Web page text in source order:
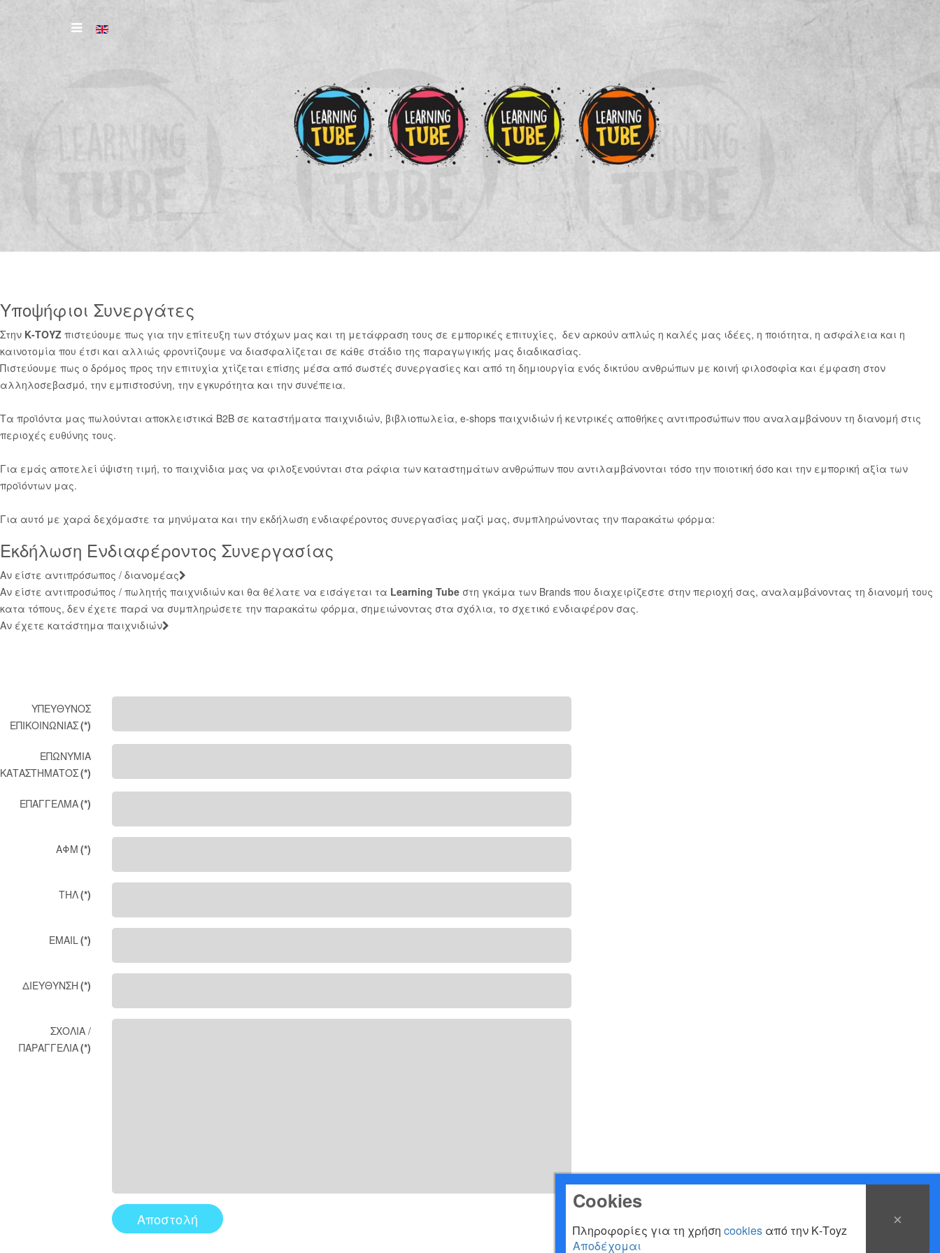
Υποψήφιοι Συνεργάτες
Στην Κ-ΤΟΥΖ πιστεύουμε πως για την επίτευξη των στόχων μας και τη μετάφραση τους σε εμπορικές επιτυχίες, δεν αρκούν απλώς η καλές μας ιδέες, η ποιότητα, η ασφάλεια και η
καινοτομία που έτσι και αλλιώς φροντίζουμε να διασφαλίζεται σε κάθε στάδιο της παραγωγικής μας διαδικασίας.
Πιστεύουμε πως ο δρόμος προς την επιτυχία χτίζεται επίσης μέσα από σωστές συνεργασίες και από τη δημιουργία ενός δικτύου ανθρώπων με κοινή φιλοσοφία και έμφαση στον
αλληλοσεβασμό, την εμπιστοσύνη, την εγκυρότητα και την συνέπεια.
Τα προϊόντα μας πωλούνται αποκλειστικά B2B σε καταστήματα παιχνιδιών, βιβλιοπωλεία, e-shops παιχνιδιών ή κεντρικές αποθήκες αντιπροσώπων που αναλαμβάνουν τη διανομή στις
περιοχές ευθύνης τους.
Για εμάς αποτελεί ύψιστη τιμή, το παιχνίδια μας να φιλοξενούνται στα ράφια των καταστημάτων ανθρώπων που αντιλαμβάνονται τόσο την ποιοτική όσο και την εμπορική αξία των
προϊόντων μας.
Για αυτό με χαρά δεχόμαστε τα μηνύματα και την εκδήλωση ενδιαφέροντος συνεργασίας μαζί μας, συμπληρώνοντας την παρακάτω φόρμα:
Εκδήλωση Ενδιαφέροντος Συνεργασίας
Αν είστε αντιπρόσωπος / διανομέας
Αν είστε αντιπροσώπος / πωλητής παιχνιδιών και θα θέλατε να εισάγεται τα Learning Tube στη γκάμα των Brands που διαχειρίζεστε στην περιοχή σας, αναλαμβάνοντας τη διανομή τους
κατα τόπους, δεν έχετε παρά να συμπληρώσετε την παρακάτω φόρμα, σημειώνοντας στα σχόλια, το σχετικό ενδιαφέρον σας.
Αν έχετε κατάστημα παιχνιδιών
ΥΠΕΥΘΥΝΟΣ
ΕΠΙΚΟΙΝΩΝΙΑΣ(*)
ΕΠΩΝΥΜΙΑ
ΚΑΤΑΣΤΗΜΑΤΟΣ(*)
ΕΠΑΓΓΕΛΜΑ(*)
ΑΦΜ (*)
ΤΗΛ(*)
EMAIL(*)
ΔΙΕΥΘΥΝΣΗ (*)
ΣΧΟΛΙΑ /
ΠΑΡΑΓΓΕΛΙΑ(*)
Αποστολή ×
Cookies
Πληροφορίες για τη χρήση cookies από την Κ-Τoyz
Αποδέχομαι